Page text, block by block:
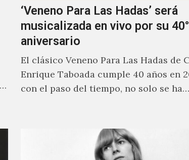
‘Veneno Para Las Hadas’ será
musicalizada en vivo por su 40°
aniversario
El clásico Veneno Para Las Hadas de
Enrique Taboada cumple 40 años en
con el paso del tiempo, no solo se ha…